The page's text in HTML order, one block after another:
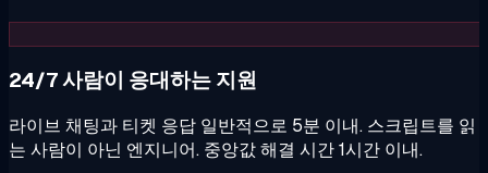
24/7 사람이 응대하는 지원
라이브 채팅과 티켓 응답 일반적으로 5분 이내. 스크립트를 읽
는 사람이 아닌 엔지니어. 중앙값 해결 시간 1시간 이내.